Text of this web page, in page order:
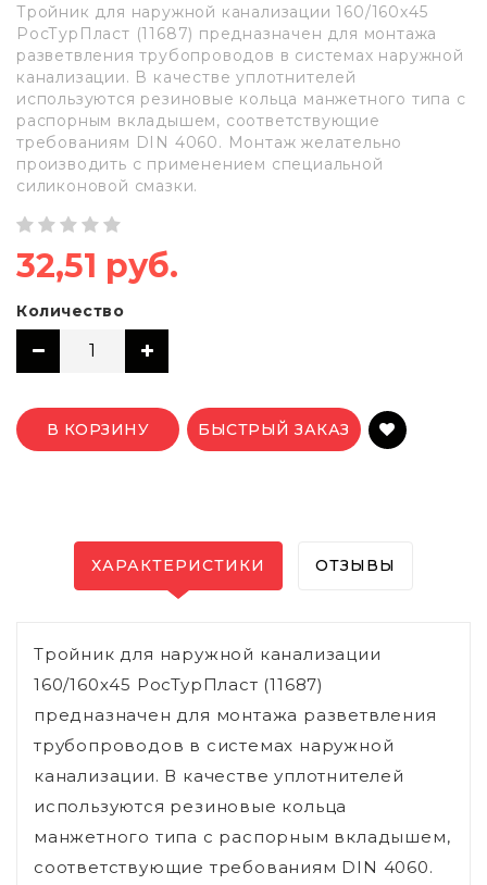
Тройник для наружной канализации 160/160х45
РосТурПласт (11687) предназначен для монтажа
разветвления трубопроводов в системах наружной
канализации. В качестве уплотнителей
используются резиновые кольца манжетного типа с
распорным вкладышем, соответствующие
требованиям DIN 4060. Монтаж желательно
производить с применением специальной
силиконовой смазки.
32,51 руб.
Количество
В КОРЗИНУ БЫСТРЫЙ ЗАКАЗ
ХАРАКТЕРИСТИКИ ОТЗЫВЫ
Тройник для наружной канализации
160/160х45 РосТурПласт (11687)
предназначен для монтажа разветвления
трубопроводов в системах наружной
канализации. В качестве уплотнителей
используются резиновые кольца
манжетного типа с распорным вкладышем,
соответствующие требованиям DIN 4060.